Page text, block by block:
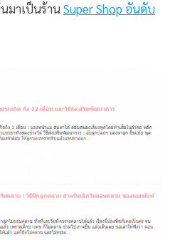
มาเป็นร้าน Super Shop อันดับ